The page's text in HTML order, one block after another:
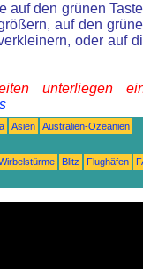
auf den grünen
auf den
oder auf
unterliegen
Asien
Australien-Ozeanien
Blitz Flughäfen